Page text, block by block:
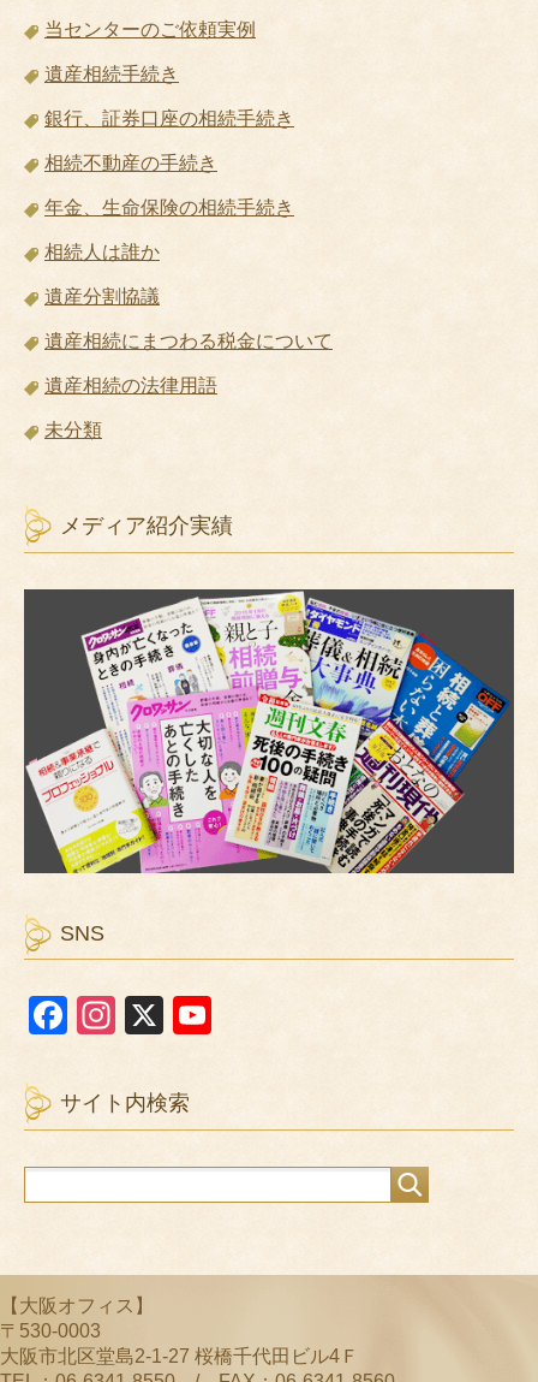
当センターのご依頼実例
遺産相続手続き
銀行、証券口座の相続手続き
相続不動産の手続き
年金、生命保険の相続手続き
相続人は誰か
遺産分割協議
遺産相続にまつわる税金について
遺産相続の法律用語
未分類
メディア紹介実績
SNS
F
c
e
b
o
k
In
a
gr
a
m
X
T
u
b
C
a
サイト内検索
【大阪オフィス】
〒530-0003
大阪市北区堂島2-1-27 桜橋千代田ビル4Ｆ